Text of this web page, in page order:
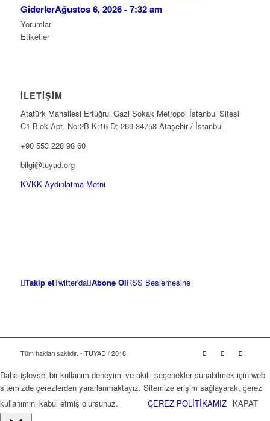
GiderlerAğustos 6, 2026 - 7:32 am
Yorumlar
Etiketler
İLETİŞİM
Atatürk Mahallesi Ertuğrul Gazi Sokak Metropol İstanbul Sitesi
C1 Blok Apt. No:2B K:16 D: 269 34758 Ataşehir / İstanbul
+90 553 228 98 60
bilgi@tuyad.org
KVKK Aydınlatma Metni
Takip etTwitter'da Abone OlRSS Beslemesine
Tüm hakları saklıdır. - TUYAD / 2018
Daha işlevsel bir kullanım deneyimi ve akıllı seçenekler sunabilmek için web
sitemizde çerezlerden yararlanmaktayız. Sitemize erişim sağlayarak, çerez
kullanımını kabul etmiş olursunuz.
ÇEREZ POLİTİKAMIZ KAPAT